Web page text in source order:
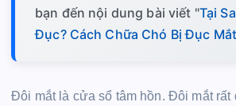
bạn đến nội dung bài viết "Tại
Đục? Cách Chữa Chó Bị Đục Mắt
Đôi mắt là cửa sổ tâm hồn. Đôi mắt rất